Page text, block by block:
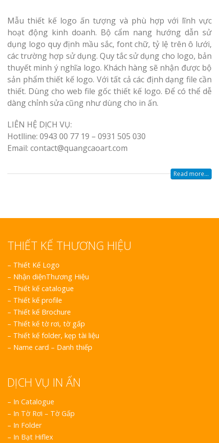
Mẫu thiết kế logo ấn tượng và phù hợp với lĩnh vực
hoạt động kinh doanh. Bộ cẩm nang hướng dẫn sử
dụng logo quy định mầu sắc, font chữ, tỷ lệ trên ô lưới,
các trường hợp sử dụng. Quy tắc sử dụng cho logo, bản
thuyết minh ý nghĩa logo. Khách hàng sẽ nhận được bộ
sản phẩm thiết kế logo. Với tất cả các định dạng file cần
thiết. Dùng cho web file gốc thiết kế logo. Để có thể dễ
dàng chỉnh sửa cũng như dùng cho in ấn.
LIÊN HỆ DỊCH VỤ:
Hotlline: 0943 00 77 19 – 0931 505 030
Email: contact@quangcaoart.com
Read more...
THIẾT KẾ THƯƠNG HIỆU
– Thiết Kế Logo
– Nhận diệnThương Hiệu
– Thiết kế catalogue
– Thiết kế profile
– Thiết kế Brochure
– Thiết kế tờ rơi, tờ gấp
– Thiết kế folder, kẹp tài liệu
– Name card – Danh thiếp
DỊCH VỤ IN ẤN
– In Catalogue
– In Tờ Rơi – Tờ Gấp
– In Folder
– In Bạt Hiflex